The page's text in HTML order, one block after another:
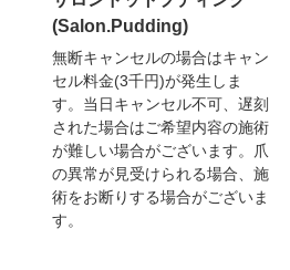
(Salon.Pudding)
無断キャンセルの場合はキャン
セル料金(3千円)が発生しま
す。当日キャンセル不可、遅刻
された場合はご希望内容の施術
が難しい場合がございます。爪
の異常が見受けられる場合、施
術をお断りする場合がございま
す。